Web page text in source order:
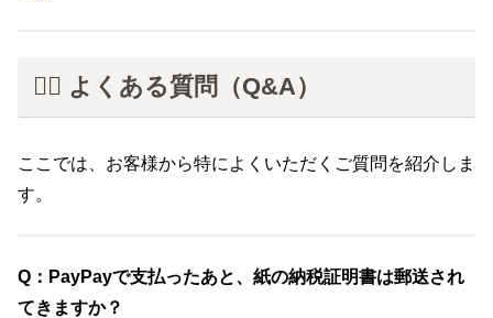
🙋‍♂️ よくある質問（Q&A）
ここでは、お客様から特によくいただくご質問を紹介しま
す。
Q：PayPayで支払ったあと、紙の納税証明書は郵送され
てきますか？